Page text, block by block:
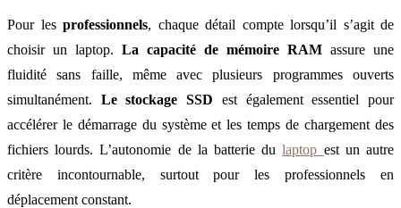
Pour les professionnels, chaque détail compte lorsqu’il s’agit de
choisir un laptop. La capacité de mémoire RAM assure une
fluidité sans faille, même avec plusieurs programmes ouverts
simultanément. Le stockage SSD est également essentiel pour
accélérer le démarrage du système et les temps de chargement des
fichiers lourds. L’autonomie de la batterie dulaptop est un autre
critère incontournable, surtout pour les professionnels en
déplacement constant.